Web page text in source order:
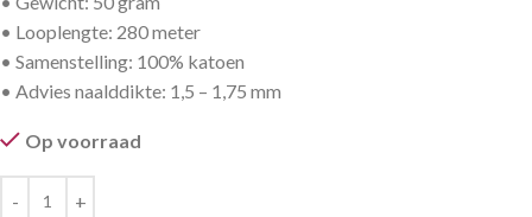
• Looplengte: 280 meter
• Samenstelling: 100% katoen
• Advies naalddikte: 1,5 – 1,75 mm
Op voorraad